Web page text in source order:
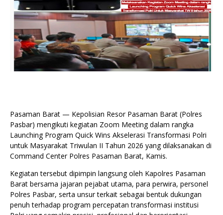
Pasaman Barat — Kepolisian Resor Pasaman Barat (Polres
Pasbar) mengikuti kegiatan Zoom Meeting dalam rangka
Launching Program Quick Wins Akselerasi Transformasi Polri
untuk Masyarakat Triwulan II Tahun 2026 yang dilaksanakan di
Command Center Polres Pasaman Barat, Kamis.
Kegiatan tersebut dipimpin langsung oleh Kapolres Pasaman
Barat bersama jajaran pejabat utama, para perwira, personel
Polres Pasbar, serta unsur terkait sebagai bentuk dukungan
penuh terhadap program percepatan transformasi institusi